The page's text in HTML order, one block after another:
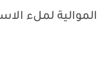
الموالية لملء